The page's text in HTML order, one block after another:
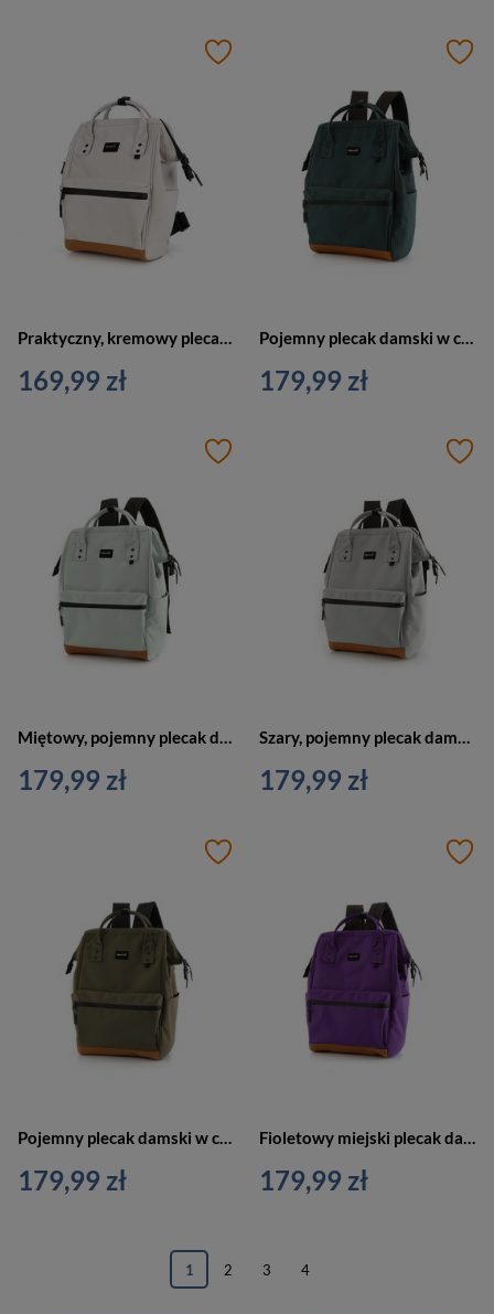
169,99 zł 179,99 zł
Miętowy, pojemny plecak damski zawieszony na regulowanych szelkach - Himawari
179,99 zł
Szary, pojemny plecak damski z portem USB zawieszony na regulowanych szelkach - Himawari
179,99 zł
179,99 zł 179,99 zł
1 2 3 4